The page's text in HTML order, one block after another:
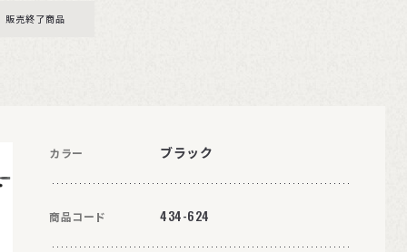
販売終了商品
カラー ブラック
商品コード 434-624